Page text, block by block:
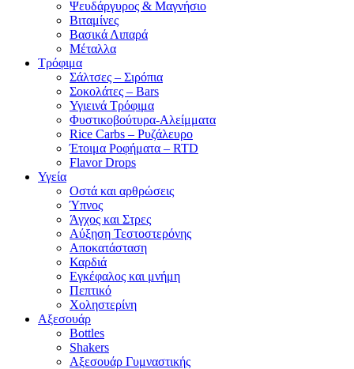
Ψευδάργυρος & Μαγνήσιο
Βιταμίνες
Βασικά Λιπαρά
Μέταλλα
Τρόφιμα
Σάλτσες – Σιρόπια
Σοκολάτες – Bars
Υγιεινά Τρόφιμα
Φυστικοβούτυρα-Αλείμματα
Rice Carbs – Ρυζάλευρο
Έτοιμα Ροφήματα – RTD
Flavor Drops
Υγεία
Οστά και αρθρώσεις
Ύπνος
Άγχος και Στρες
Αύξηση Τεστοστερόνης
Αποκατάσταση
Καρδιά
Εγκέφαλος και μνήμη
Πεπτικό
Χοληστερίνη
Αξεσουάρ
Bottles
Shakers
Αξεσουάρ Γυμναστικής